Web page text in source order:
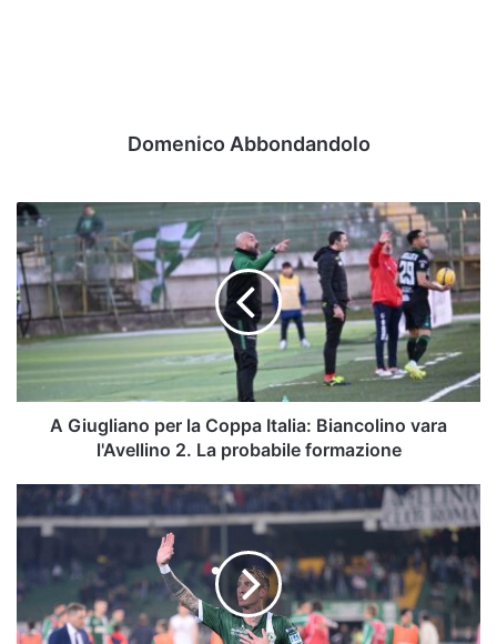
Domenico Abbondandolo
A
Giugliano
per
la
Coppa
Italia:
Biancolino
vara
l'Avellino
formazione
A Giugliano per la Coppa Italia: Biancolino vara
l'Avellino 2. La probabile formazione
L’ex
Avellino
Ardemagni
riparte
dall’Eccellenza:
dove
giocherà